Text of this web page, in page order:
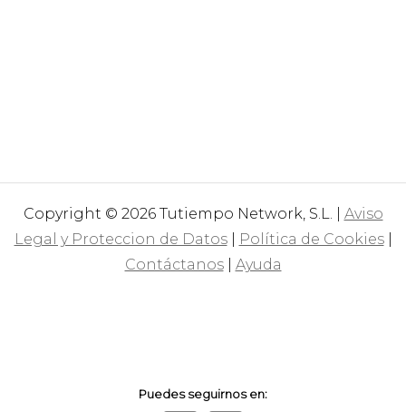
Copyright © 2026 Tutiempo Network, S.L. | Aviso
Legal y Proteccion de Datos| Política de Cookies|
Contáctanos| Ayuda
Puedes seguirnos en: